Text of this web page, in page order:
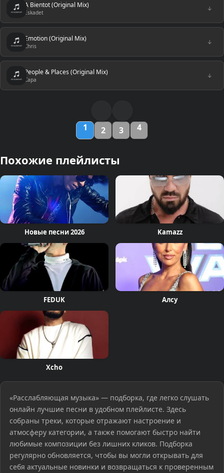
A Bientot (Original Mix)
Eskadet
↓
Emotion (Original Mix)
Chris
↓
People & Places (Original Mix)
Capa
↓
1 2 3 4
Похожие плейлисты
Новые песни 2026 Kamazz
FEDUK Алсу
Xcho
«Расслабляющая музыка» — подборка, где легко слушать
онлайн лучшие песни в удобном плейлисте. Здесь
собраны треки, которые отражают настроение и
атмосферу категории, а также помогают быстро найти
любимые композиции без лишних кликов. Подборка
регулярно обновляется, чтобы вы могли открывать для
себя актуальные новинки и возвращаться к проверенным